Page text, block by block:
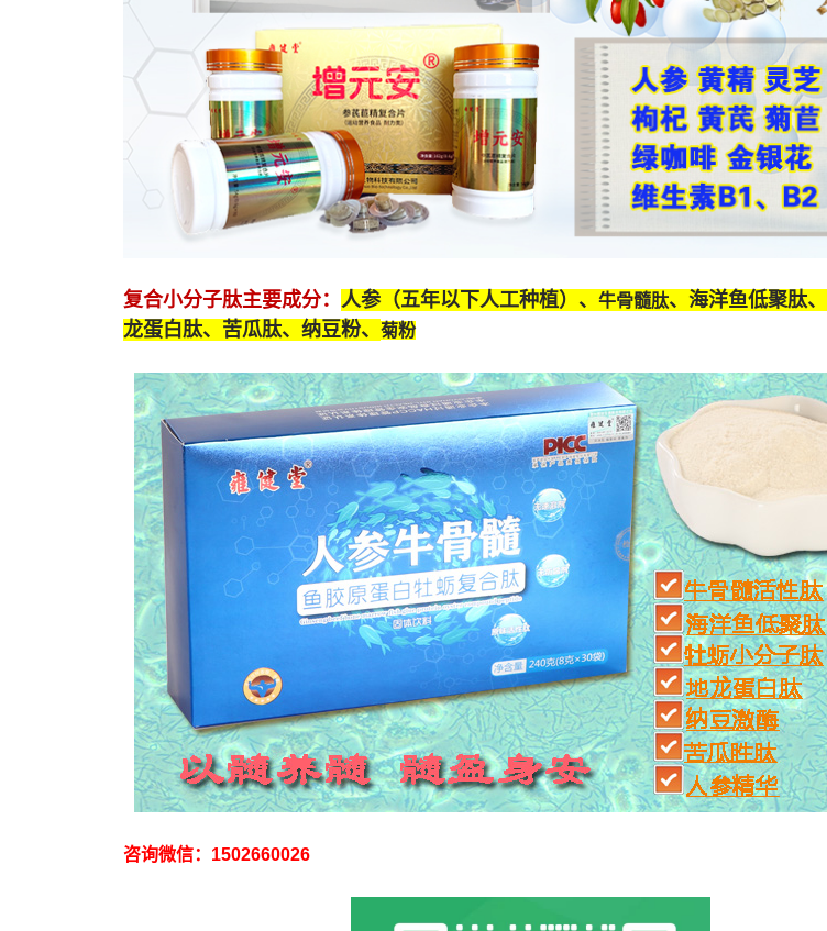
复合小分子肽主要成分： 人参（五年以下人工种植）、 牛骨髓肽、海洋鱼低聚肽、
龙蛋白肽、苦瓜肽、纳豆粉、 菊粉
咨询微信：1502660026